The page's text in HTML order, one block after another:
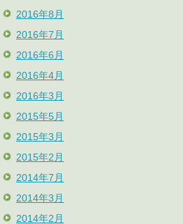
2016年8月
2016年7月
2016年6月
2016年4月
2016年3月
2015年5月
2015年3月
2015年2月
2014年7月
2014年3月
2014年2月